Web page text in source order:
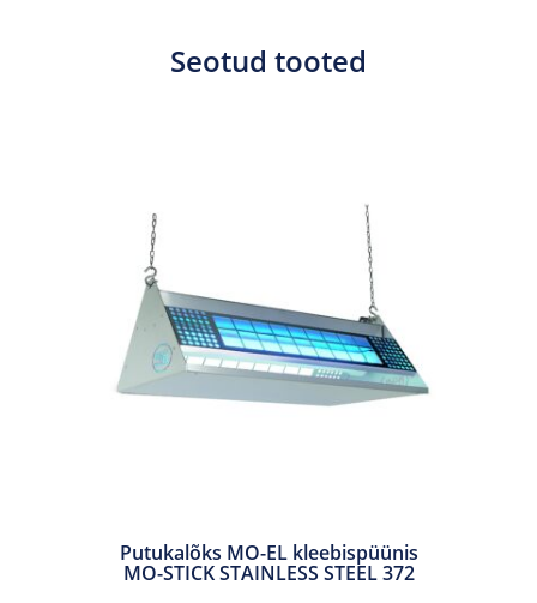
Seotud tooted
Putukalõks MO-EL kleebispüünis
MO-STICK STAINLESS STEEL 372